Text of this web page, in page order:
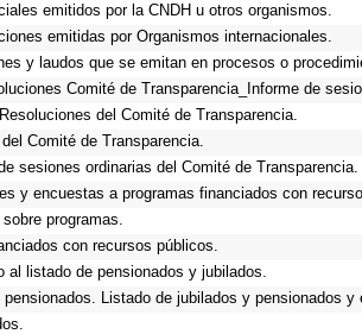
emitidos por la CNDH u otros organismos.
emitidas por Organismos internacionales.
y laudos que se emitan en procesos o
Comité de Transparencia_Informe de
del Comité de Transparencia.
Comité de Transparencia.
sesiones ordinarias del Comité de Transparencia.
y encuestas a programas financiados con
programas.
con recursos públicos.
al listado de pensionados y jubilados.
Listado de jubilados y pensionados y